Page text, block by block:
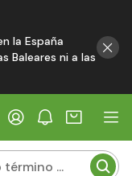
la España
Baleares ni a las